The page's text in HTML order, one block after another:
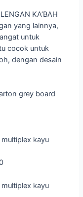
KA’BAH
yang lainnya,
untuk
cocok untuk
dengan desain
grey board
kayu
kayu